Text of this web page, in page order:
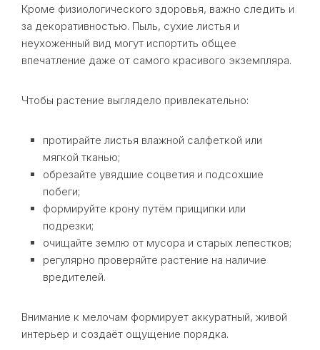
Кроме физиологического здоровья, важно следить и
за декоративностью. Пыль, сухие листья и
неухоженный вид могут испортить общее
впечатление даже от самого красивого экземпляра.
Чтобы растение выглядело привлекательно:
протирайте листья влажной салфеткой или
мягкой тканью;
обрезайте увядшие соцветия и подсохшие
побеги;
формируйте крону путём прищипки или
подрезки;
очищайте землю от мусора и старых лепестков;
регулярно проверяйте растение на наличие
вредителей.
Внимание к мелочам формирует аккуратный, живой
интерьер и создаёт ощущение порядка.